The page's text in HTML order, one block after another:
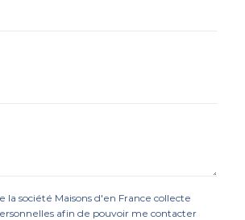
la société Maisons d'en France collecte
afin de pouvoir me contacter